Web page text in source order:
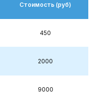
Стоимость (руб)
450
2000
9000